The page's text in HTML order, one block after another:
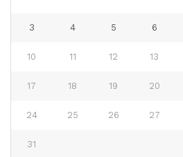
3 4 5 6
10 11 12 13
17 18 19 20
24 25 26 27
31